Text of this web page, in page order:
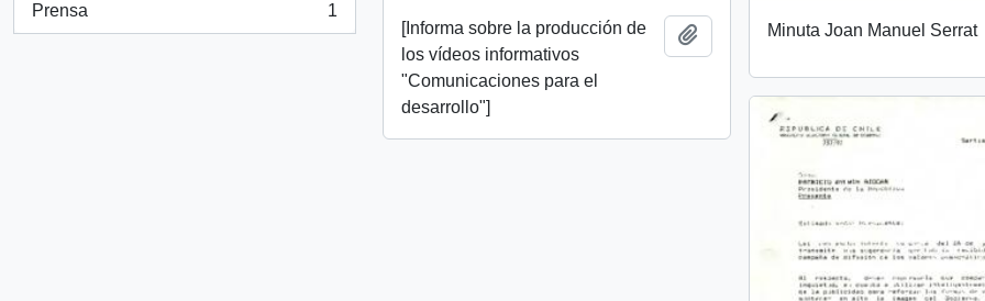
Prensa
, 1 resultados
1
[Informa sobre la producción de
los vídeos informativos
"Comunicaciones para el
desarrollo"]
Añadir al portapapeles
Minuta Joan Manuel Serrat